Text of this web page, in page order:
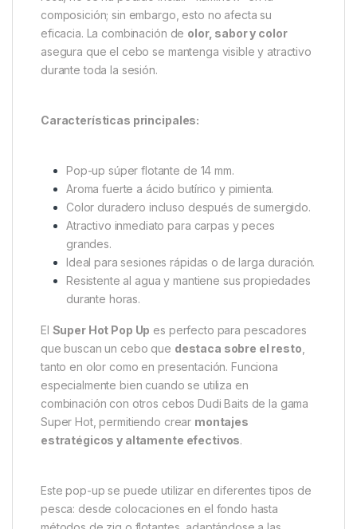
resulta irresistible para los peces. Este aroma se
mantiene activo durante mucho tiempo después de
que el cebo entra en contacto con el agua,
garantizando una atracción constante en la zona de
rápidamente el Pop Up en el agua. En la versión
rosa, no se ha podido incluir “fluminow” en la
composición; sin embargo, esto no afecta su
eficacia. La combinación deolor, sabor y color
asegura que el cebo se mantenga visible y atractivo
durante toda la sesión.
Pop-up súper flotante de 14 mm.
Aroma fuerte a ácido butírico y pimienta.
Color duradero incluso después de sumergido.
Atractivo inmediato para carpas y peces
grandes.
durante horas.
ElSuper Hot Pop Upes perfecto para pescadores